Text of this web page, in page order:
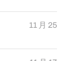
11 月 25